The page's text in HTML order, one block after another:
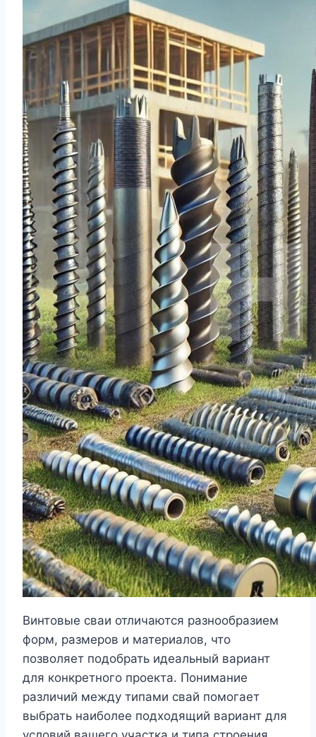
Винтовые сваи отличаются разнообразием
форм, размеров и материалов, что
позволяет подобрать идеальный вариант
для конкретного проекта. Понимание
различий между типами свай помогает
выбрать наиболее подходящий вариант для